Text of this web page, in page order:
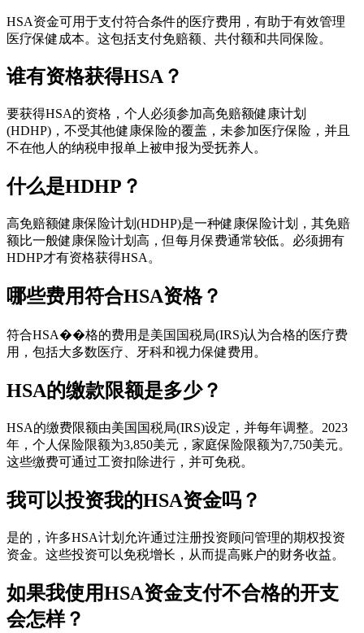
HSA资金可用于支付符合条件的医疗费用，有助于有效管理
医疗保健成本。这包括支付免赔额、共付额和共同保险。
谁有资格获得HSA？
要获得HSA的资格，个人必须参加高免赔额健康计划
(HDHP)，不受其他健康保险的覆盖，未参加医疗保险，并且
不在他人的纳税申报单上被申报为受抚养人。
什么是HDHP？
高免赔额健康保险计划(HDHP)是一种健康保险计划，其免赔
额比一般健康保险计划高，但每月保费通常较低。必须拥有
HDHP才有资格获得HSA。
哪些费用符合HSA资格？
符合HSA��格的费用是美国国税局(IRS)认为合格的医疗费
用，包括大多数医疗、牙科和视力保健费用。
HSA的缴款限额是多少？
HSA的缴费限额由美国国税局(IRS)设定，并每年调整。2023
年，个人保险限额为3,850美元，家庭保险限额为7,750美元。
这些缴费可通过工资扣除进行，并可免税。
我可以投资我的HSA资金吗？
是的，许多HSA计划允许通过注册投资顾问管理的期权投资
资金。这些投资可以免税增长，从而提高账户的财务收益。
如果我使用HSA资金支付不合格的开支
会怎样？